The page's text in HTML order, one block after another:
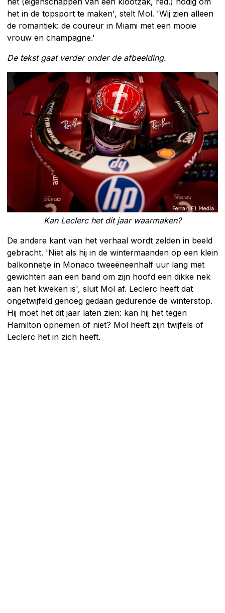
het in de topsport te maken', stelt Mol. 'Wij zien alleen
de romantiek: de coureur in Miami met een mooie
vrouw en champagne.'
De tekst gaat verder onder de afbeelding.
Kan Leclerc het dit jaar waarmaken?
De andere kant van het verhaal wordt zelden in beeld
gebracht. 'Niet als hij in de wintermaanden op een klein
balkonnetje in Monaco tweeëneenhalf uur lang met
gewichten aan een band om zijn hoofd een dikke nek
aan het kweken is', sluit Mol af. Leclerc heeft dat
ongetwijfeld genoeg gedaan gedurende de winterstop.
Hij moet het dit jaar laten zien: kan hij het tegen
Hamilton opnemen of niet? Mol heeft zijn twijfels of
Leclerc het in zich heeft.